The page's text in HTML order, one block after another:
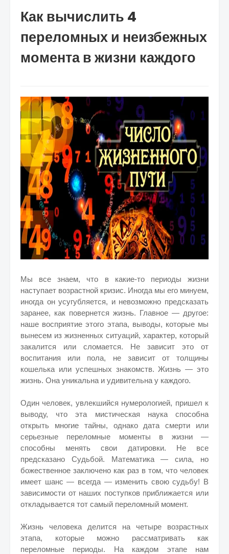
Как вычислить 4
переломных и неизбежных
момента в жизни каждого
Мы все знаем, что в какие-то периоды жизни
наступает возрастной кризис. Иногда мы его минуем,
иногда он усугубляется, и невозможно предсказать
заранее, как повернется жизнь. Главное — другое:
наше восприятие этого этапа, выводы, которые мы
вынесем из жизненных ситуаций, характер, который
закалится или сломается. Не зависит это от
воспитания или пола, не зависит от толщины
кошелька или успешных знакомств. Жизнь — это
жизнь. Она уникальна и удивительна у каждого.
Один человек, увлекшийся нумерологией, пришел к
выводу, что эта мистическая наука способна
открыть многие тайны, однако дата смерти или
серьезные переломные моменты в жизни —
способны менять свои датировки. Не все
предсказано Судьбой. Математика — сила, но
божественное заключено как раз в том, что человек
имеет шанс — всегда — изменить свою судьбу! В
зависимости от наших поступков приближается или
откладывается тот самый переломный момент.
Жизнь человека делится на четыре возрастных
этапа, которые можно рассматривать как
переломные периоды. На каждом этапе нам